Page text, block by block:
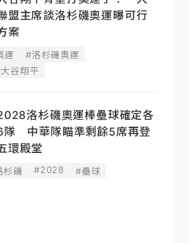
盟主席談洛杉磯奧運曝可行
案
運
#洛杉磯奧運
谷翔平
洛杉磯奧運棒壘球確定各
隊 中華隊瞄準剩餘5席再登
環殿堂
杉磯 #2028
#壘球